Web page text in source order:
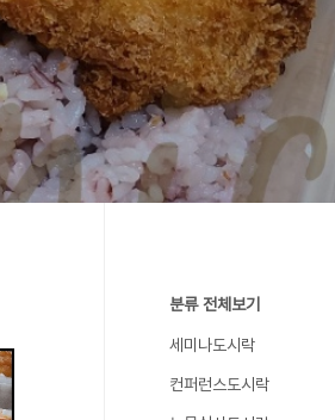
분류 전체보기
세미나도시락
컨퍼런스도시락